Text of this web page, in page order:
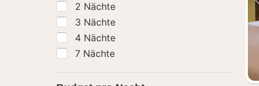
2 Nächte
3 Nächte
4 Nächte
7 Nächte